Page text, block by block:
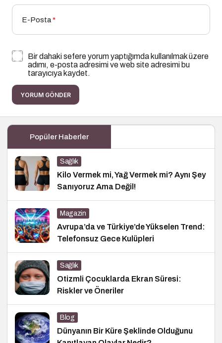
E-Posta*
Bir dahaki sefere yorum yaptığımda kullanılmak üzere
adımı, e-posta adresimi ve web site adresimi bu
tarayıcıya kaydet.
YORUM GÖNDER
Popüler Haberler
Sağlık
Kilo Vermek mi, Yağ Vermek mi? Aynı Şey
Sanıyoruz Ama Değil!
Magazin
Avrupa’da ve Türkiye’de Yükselen Trend:
Telefonsuz Gece Kulüpleri
Sağlık
Otizmli Çocuklarda Ekran Süresi:
Riskler ve Öneriler
Blog
Dünyanın Bir Küre Şeklinde Olduğunu